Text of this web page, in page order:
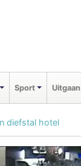
Sport Uitgaan
diefstal hotel